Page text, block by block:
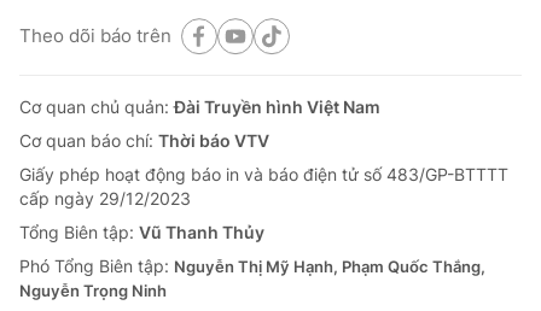
Theo dõi báo trên
Cơ quan chủ quản:Đài Truyền hình Việt Nam
Cơ quan báo chí: Thời báo VTV
Giấy phép hoạt động báo in và báo điện tử số 483/GP-BTTTT
cấp ngày 29/12/2023
Tổng Biên tập: Vũ Thanh Thủy
Phó Tổng Biên tập: Nguyễn Thị Mỹ Hạnh, Phạm Quốc Thắng,
Nguyễn Trọng Ninh